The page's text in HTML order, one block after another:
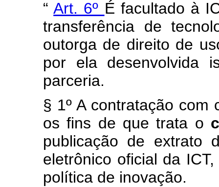
“Art. 6º É facultado à
transferência de
outorga de direito de
por ela desenvolvida
parceria.
§ 1º A contratação com
os fins de que trata o
publicação de extrato
eletrônico oficial da
política de inovação.